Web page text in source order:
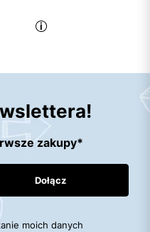
zakupy*
moich danych